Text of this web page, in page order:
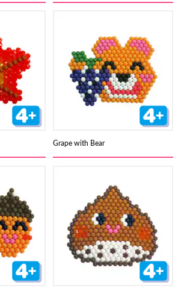
Grape with Bear